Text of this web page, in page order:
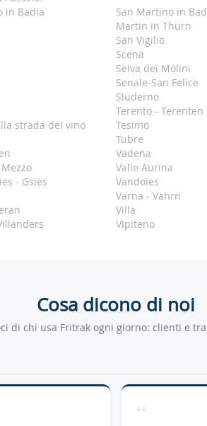
in Badia
San Martino in
Martin in Thurn
San Vigilio
Scena
Selva dei Molini
Senale-San Felice
Sluderno
Terento - Terenten
strada del vino Tesimo
Tubre
Vadena
Valle Aurina
- Gsies Vandoies
Varna - Vahrn
Villa
Vipiteno
Cosa dicono di noi
di chi usa Fritrak ogni giorno: clienti e
“